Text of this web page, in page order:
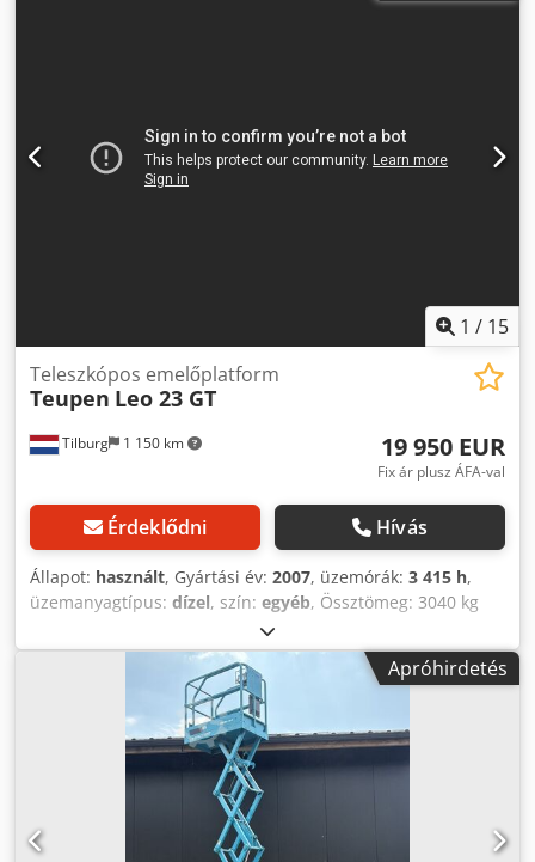
Gyártási ország: Olaszország A legkisebb és
legkompaktabb Bluelift pókhálós emelőplatform az adott
kategóriában! Behúzható futómű, rádiófrekvenciás
1 / 15
Tilburg 1 150 km
Teleszkópos emelőplatform
Teupen Leo 23 GT
19 950 EUR
Fix ár plusz ÁFA-val
Érdeklődni Hívás
Állapot: használt, Gyártási év: 2007, üzemórák: 3 415 h,
üzemanyagtípus: dízel, szín: egyéb, Össztömeg: 3040 kg
Djdpfx Ajzpw Dijamsck Méretek (H x Sz x M): 620 x 98 x 197
cm Motorgyártó: Kubota Típus: Összecsukható karos emelő
Emlőkapacitás: 200 kg Munka magasság: 2300 cm CE
jelölés: igen Műszaki állapot: jó Teupen Leo 23 GT
pókhordozós emelő Gyártási év: 2007 Üzemóra: 3415 óra
Motor: Kubota dízel Súly: 3040 kg Munka magasság: 23 m
Oldalirányú hatótávolság: 11,2 méter Teherbírás: 200 kg CE
tanúsítvánnyal rendelkezik
Apróhirdetés